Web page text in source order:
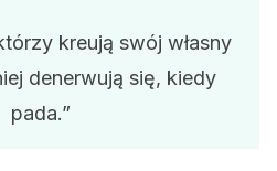
kreują swój własny
denerwują się, kiedy
pada.”